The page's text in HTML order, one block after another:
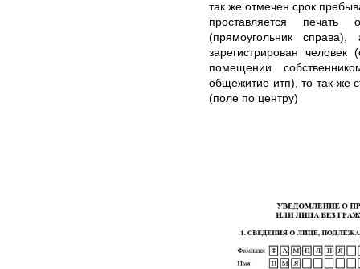
так же отмечен срок
проставляется
(прямоугольник
зарегистрирован
помещении
общежитие итп), то так же
(поле по центру)